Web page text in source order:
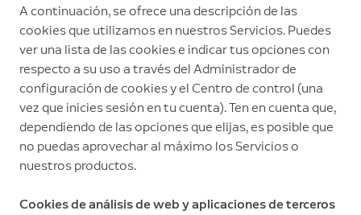
A continuación, se ofrece una descripción de las
cookies que utilizamos en nuestros Servicios. Puedes
ver una lista de las cookies e indicar tus opciones con
respecto a su uso a través del Administrador de
configuración de cookies y el Centro de control (una
vez que inicies sesión en tu cuenta). Ten en cuenta que,
dependiendo de las opciones que elijas, es posible que
no puedas aprovechar al máximo los Servicios o
nuestros productos.
Cookies de análisis de web y aplicaciones de terceros